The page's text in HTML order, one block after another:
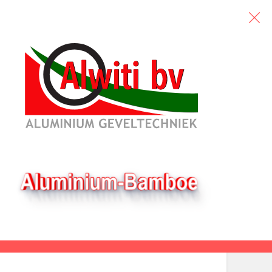
vakmanschap. Een
de formele waarborg dat de